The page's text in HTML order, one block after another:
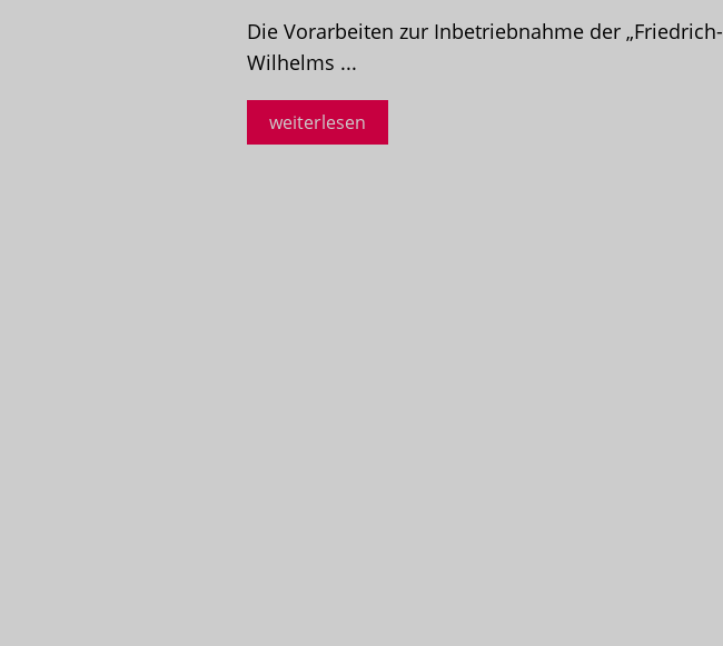
Die Vorarbeiten zur Inbetriebnahme der „Friedrich-
Wilhelms ...
weiterlesen